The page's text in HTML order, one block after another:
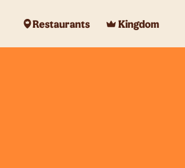
Restaurants
Kingdom